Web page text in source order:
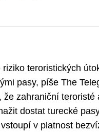
teroristických
pasy, píše The
že zahraniční teroristé
dostat turecké
v platnost